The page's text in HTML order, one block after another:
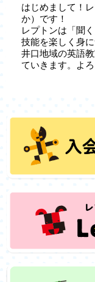
はじめまして！
か）です！
レプトンは「聞
技能を楽しく身
井口地域の英語
ていきます。よ